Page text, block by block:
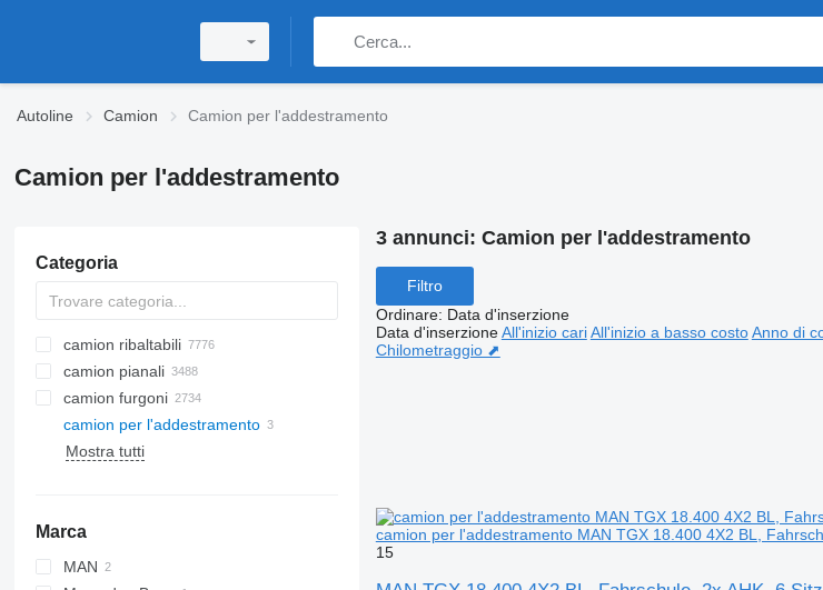
Autoline Camion Camion per l'addestramento
Camion per l'addestramento
Categoria
camion ribaltabili
camion pianali
camion furgoni
camion per l'addestramento
Mostra tutti
Marca
MAN
3 annunci: Camion per l'addestramento
Filtro
Ordinare: Data d'inserzione
Data d'inserzione All'inizio cari All'inizio a basso costo Anno di
Chilometraggio ⬈
camion per l'addestramento MAN TGX 18.400 4X2 BL,
15